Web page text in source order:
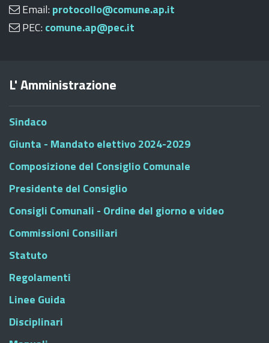
Email: protocollo@comune.ap.it
PEC: comune.ap@pec.it
L' Amministrazione
Sindaco
Giunta - Mandato elettivo 2024-2029
Composizione del Consiglio Comunale
Presidente del Consiglio
Consigli Comunali - Ordine del giorno e video
Commissioni Consiliari
Statuto
Regolamenti
Linee Guida
Disciplinari